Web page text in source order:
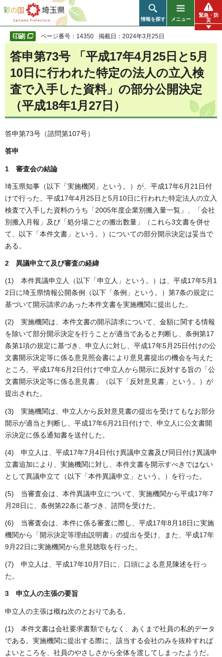
彩の国 埼玉県
情報を探す メニュー
緊急・防
災
ページ番号：14350 掲載日：2024年3月25日
答申第73号 「平成17年4月25日と5月
10日に行われた特定の法人の立入検
査で入手した資料」の部分公開決定
（平成18年1月27日）
答申第73号（諮問第107号）
答申
1 審査会の結論
埼玉県知事（以下「実施機関」という。）が、平成17年6月21日付
けで行った、平成17年4月25日と5月10日に行われた特定法人の立入
検査で入手した資料のうち「2005年度企業別搬入量一覧」、「会社
別搬入月報」及び「処分場ごとの搬出数量」（これら3文書を併せ
て、以下「本件文書」という。）についての部分開示決定は妥当で
ある。
2 異議申立て及び審査の経緯
(1) 本件異議申立人（以下「申立人」という。）は、平成17年5月1
2日に埼玉県情報公開条例（以下「条例」という。）第7条の規定に
基づいて開示請求のあった本件文書を実施機関に提出した。
(2) 実施機関は、本件文書の開示請求について、金額に関する情報
を除いて部分開示決定を行うことが適当であると判断し、条例第17
条第1項の規定に基づき、申立人に対し、平成17年5月25日付けの公
文書開示決定等に係る意見照会書により意見書提出の機会を与えた
ところ、平成17年6月2日付けで申立人から開示に反対する旨の「公
文書開示決定等に係る意見書」（以下「反対意見書」という。）が
提出された。
(3) 実施機関は、申立人から反対意見書の提出を受けてもなお部分
開示が適当と判断し、平成17年6月21日付けで、申立人に公文書開
示決定に係る通知書を送付した。
(4) 申立人は、平成17年7月4日付け異議申立書及び同日付け異議申
立書追加により、実施機関に対し、本件文書を開示すべきではない
として異議申立て（以下「本件異議申立」という。）を行った。
(5) 当審査会は、本件異議申立について、実施機関から平成17年7
月28日に、条例第22条に基づき、諮問を受けた。
(6) 当審査会は、本件に係る審査に際し、平成17年8月18日に実施
機関から「開示決定等理由説明書」の提出を受け、また、平成17年
9月22日に実施機関から意見聴取を行った。
(7) 申立人は、平成17年10月7日に、口頭による意見陳述を行っ
た。
3 申立人の主張の要旨
申立人の主張は概ね次のとおりである。
(1) 本件文書は会社要求書類でもなく、あくまで社員の私的データ
である。実施機関に提出する際に、該当する会社のみを抜粋すれば
よいところを、社員のやさしさから全体を渡してしまったようだ。